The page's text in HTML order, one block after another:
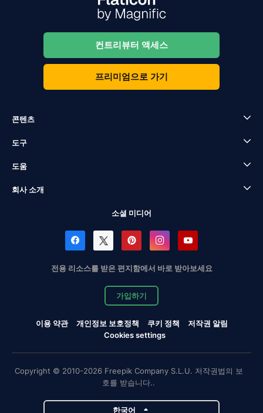
컨트리뷰터 액세스
프리미엄으로 가기
콘텐츠
도구
도움
회사 소개
소셜 미디어
전용 리소스를 받은 편지함에서 바로 받아보세요
가입하기
이용 약관 개인정보 보호정책 쿠키 정책
저작권 알림
Cookies settings
Copyright © 2010-2026 Freepik Company S.L.U. 저작권법의 보
호를 받습니다..
한국어